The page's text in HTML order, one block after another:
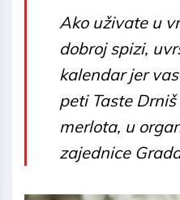
Ako uživate u
dobroj spizi,
kalendar jer
peti Taste
merlota, u
zajednice